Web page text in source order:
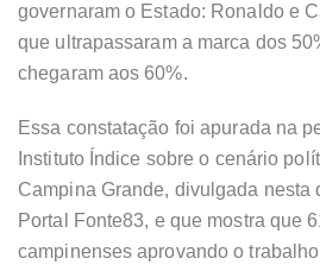
governaram o Estado: Ronaldo e
que ultrapassaram a marca dos
chegaram aos 60%.
Essa constatação foi apurada na
Instituto Índice sobre o cenário
Campina Grande, divulgada nesta
Portal Fonte83, e que mostra que
campinenses aprovando o